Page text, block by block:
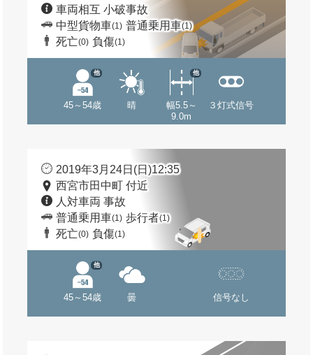
車両相互 小破事故
中型貨物車(1) 普通乗用車(1)
死亡(0) 負傷(1)
45～54歳
他
晴
幅5.5～
9.0m
他
３灯式信号
2019年3月24日(日)12:35
西宮市田中町 付近
人対車両 事故
普通乗用車(1) 歩行者(1)
死亡(0) 負傷(1)
45～54歳
他
曇 信号なし